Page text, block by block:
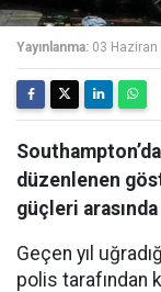
Yayınlanma: 03
düzenlenen
güçleri
Geçen yıl
polis tarafından